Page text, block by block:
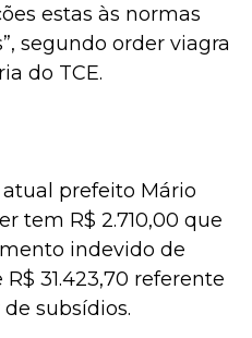
estas às normas
segundo order viagra
do TCE.
prefeito Mário
tem R$ 2.710,00 que
indevido de
R$ 31.423,70 referente
subsídios.